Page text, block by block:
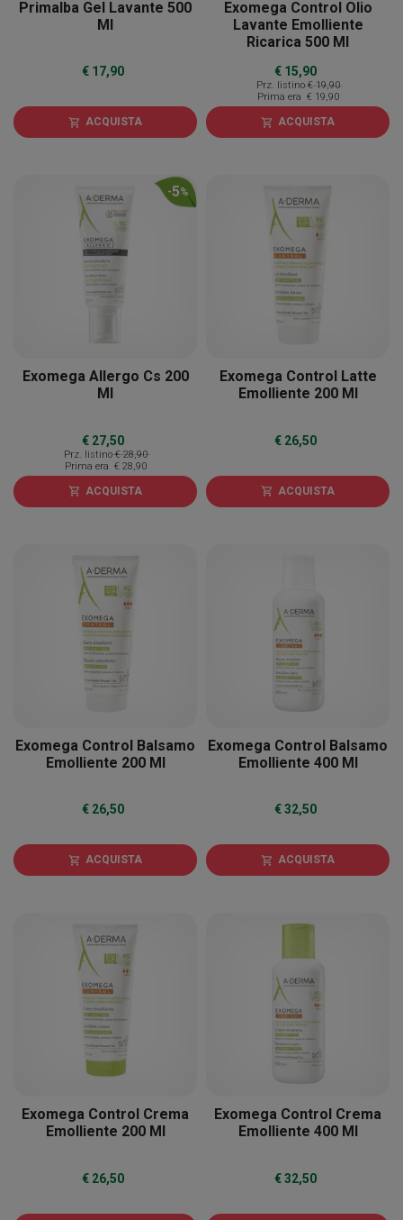
Primalba Gel Lavante 500
Ml
€ 17,90
shopping_cart ACQUISTA
Exomega Control Olio
Lavante Emolliente
Ricarica 500 Ml
€ 15,90
Prz. listino € 19,90
Prima era € 19,90
shopping_cart ACQUISTA
-5%
Exomega Allergo Cs 200
Ml
€ 27,50
Prz. listino € 28,90
Prima era € 28,90
shopping_cart ACQUISTA
Exomega Control Latte
Emolliente 200 Ml
€ 26,50
shopping_cart ACQUISTA
Exomega Control Balsamo
Emolliente 200 Ml
€ 26,50
shopping_cart ACQUISTA
Exomega Control Balsamo
Emolliente 400 Ml
€ 32,50
shopping_cart ACQUISTA
Exomega Control Crema
Emolliente 200 Ml
€ 26,50
Exomega Control Crema
Emolliente 400 Ml
€ 32,50